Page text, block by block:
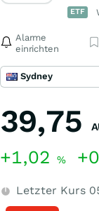
ETF
Alarme
einrichten
Sydney
39,75
+1,02 %
Letzter Kurs